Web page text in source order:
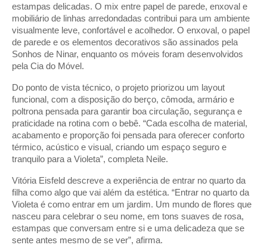
estampas delicadas. O mix entre papel de parede, enxoval e
mobiliário de linhas arredondadas contribui para um ambiente
visualmente leve, confortável e acolhedor. O enxoval, o papel
de parede e os elementos decorativos são assinados pela
Sonhos de Ninar, enquanto os móveis foram desenvolvidos
pela Cia do Móvel.
Do ponto de vista técnico, o projeto priorizou um layout
funcional, com a disposição do berço, cômoda, armário e
poltrona pensada para garantir boa circulação, segurança e
praticidade na rotina com o bebê. “Cada escolha de material,
acabamento e proporção foi pensada para oferecer conforto
térmico, acústico e visual, criando um espaço seguro e
tranquilo para a Violeta”, completa Neile.
Vitória Eisfeld descreve a experiência de entrar no quarto da
filha como algo que vai além da estética. “Entrar no quarto da
Violeta é como entrar em um jardim. Um mundo de flores que
nasceu para celebrar o seu nome, em tons suaves de rosa,
estampas que conversam entre si e uma delicadeza que se
sente antes mesmo de se ver”, afirma.